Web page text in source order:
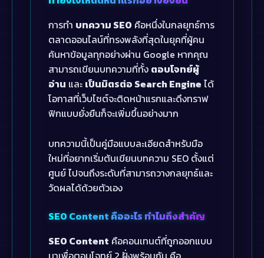
การทำ บทความ SEO คือหนึ่งในกลยุทธ์การ
ตลาดออนไลน์ที่ทรงพลังที่สุดในยุคที่ผู้คน
ค้นหาข้อมูลทุกอย่างผ่าน Google หากคุณ
สามารถเขียนบทความที่ทั้ง ตอบโจทย์ผู้
อ่าน และ เป็นมิตรต่อ Search Engine ได้
โอกาสที่เว็บไซต์จะติดหน้าแรกและดึงทราฟ
ฟิกแบบยั่งยืนก็จะเพิ่มขึ้นอย่างมาก
บทความนี้เป็นคู่มือแบบละเอียดสำหรับมือ
ใหม่ที่อยากเริ่มต้นเขียนบทความ SEO ตั้งแต่
ศูนย์ ไปจนถึงระดับที่สามารถวางกลยุทธ์และ
วัดผลได้ด้วยตัวเอง
SEO Content คืออะไร ทำไมถึงสำคัญ
SEO Content คือคอนเทนต์ที่ถูกออกแบบ